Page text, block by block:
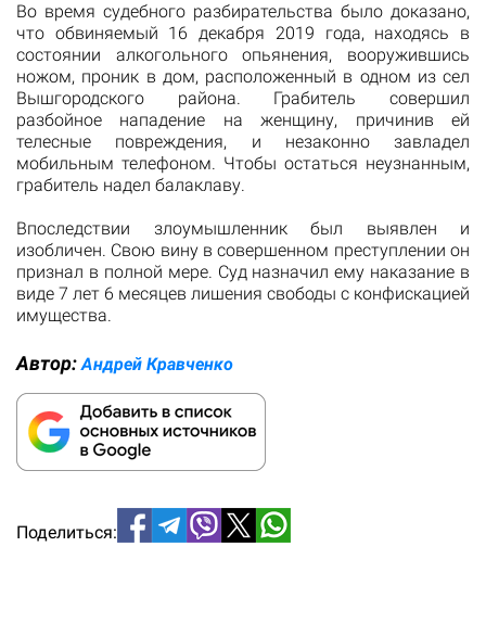
Во время судебного разбирательства было доказано,
что обвиняемый 16 декабря 2019 года, находясь в
состоянии алкогольного опьянения, вооружившись
ножом, проник в дом, расположенный в одном из сел
Вышгородского района. Грабитель совершил
разбойное нападение на женщину, причинив ей
телесные повреждения, и незаконно завладел
мобильным телефоном. Чтобы остаться неузнанным,
грабитель надел балаклаву.
Впоследствии злоумышленник был выявлен и
изобличен. Свою вину в совершенном преступлении он
признал в полной мере. Суд назначил ему наказание в
виде 7 лет 6 месяцев лишения свободы с конфискацией
имущества.
Автор:Андрей Кравченко
Поделиться: